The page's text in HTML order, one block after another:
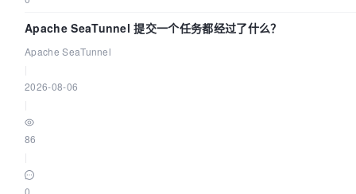
Apache SeaTunnel 提交一个任务都经过了什么？
Apache SeaTunnel
2026-08-06
86
0